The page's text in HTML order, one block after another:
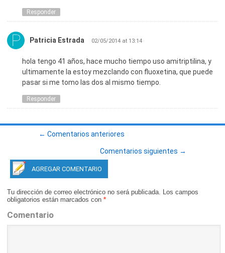
Responder
Patricia Estrada 02/05/2014 at 13:14
hola tengo 41 años, hace mucho tiempo uso amitriptilina, y
ultimamente la estoy mezclando con fluoxetina, que puede
pasar si me tomo las dos al mismo tiempo.
Responder
← Comentarios anteriores
Comentarios siguientes →
AGREGAR COMENTARIO
Tu dirección de correo electrónico no será publicada. Los campos
obligatorios están marcados con *
Comentario